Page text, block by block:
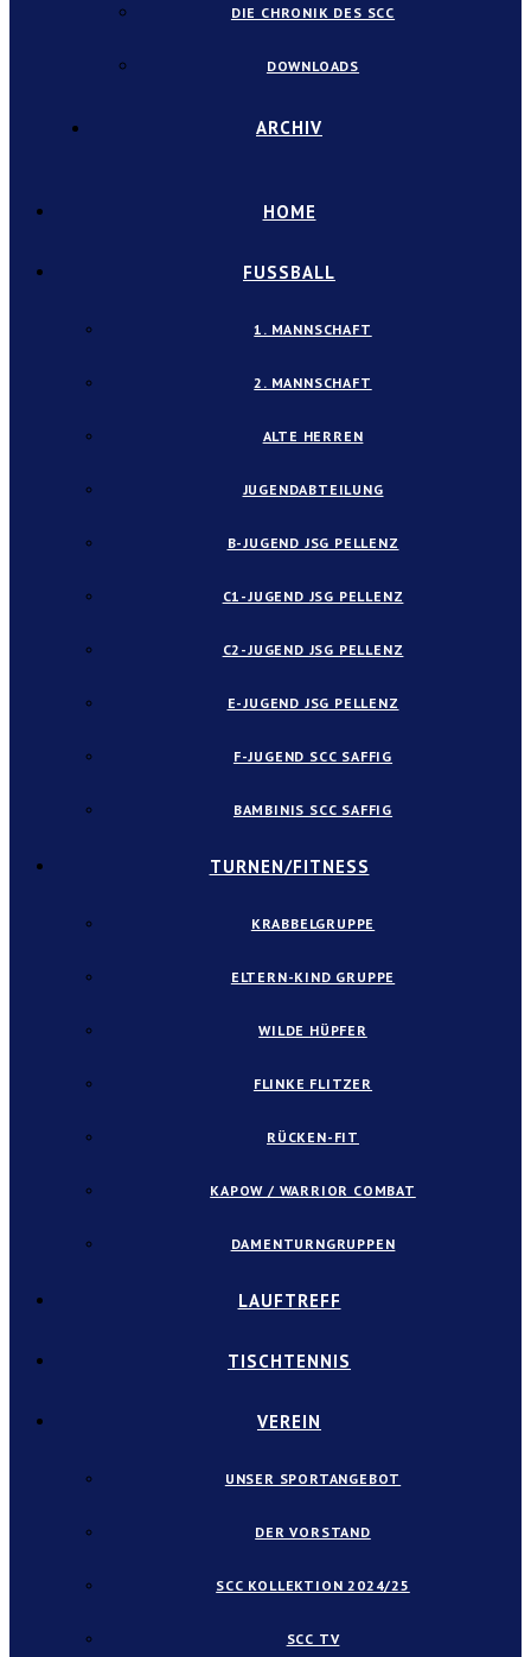
DIE CHRONIK DES SCC
DOWNLOADS
ARCHIV
HOME
FUSSBALL
1. MANNSCHAFT
2. MANNSCHAFT
ALTE HERREN
JUGENDABTEILUNG
B-JUGEND JSG PELLENZ
C1-JUGEND JSG PELLENZ
C2-JUGEND JSG PELLENZ
E-JUGEND JSG PELLENZ
F-JUGEND SCC SAFFIG
BAMBINIS SCC SAFFIG
TURNEN/FITNESS
KRABBELGRUPPE
ELTERN-KIND GRUPPE
WILDE HÜPFER
FLINKE FLITZER
RÜCKEN-FIT
KAPOW / WARRIOR COMBAT
DAMENTURNGRUPPEN
LAUFTREFF
TISCHTENNIS
VEREIN
UNSER SPORTANGEBOT
DER VORSTAND
SCC KOLLEKTION 2024/25
SCC TV